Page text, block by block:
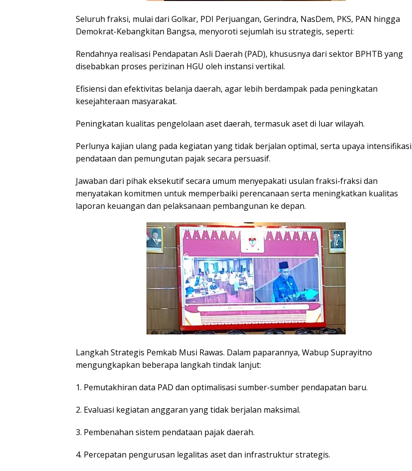
Seluruh fraksi, mulai dari Golkar, PDI Perjuangan, Gerindra, NasDem, PKS, PAN hingga
Demokrat-Kebangkitan Bangsa, menyoroti sejumlah isu strategis, seperti:
Rendahnya realisasi Pendapatan Asli Daerah (PAD), khususnya dari sektor BPHTB yang
disebabkan proses perizinan HGU oleh instansi vertikal.
Efisiensi dan efektivitas belanja daerah, agar lebih berdampak pada peningkatan
kesejahteraan masyarakat.
Peningkatan kualitas pengelolaan aset daerah, termasuk aset di luar wilayah.
Perlunya kajian ulang pada kegiatan yang tidak berjalan optimal, serta upaya intensifikasi
pendataan dan pemungutan pajak secara persuasif.
Jawaban dari pihak eksekutif secara umum menyepakati usulan fraksi-fraksi dan
menyatakan komitmen untuk memperbaiki perencanaan serta meningkatkan kualitas
laporan keuangan dan pelaksanaan pembangunan ke depan.
Langkah Strategis Pemkab Musi Rawas. Dalam paparannya, Wabup Suprayitno
mengungkapkan beberapa langkah tindak lanjut:
1. Pemutakhiran data PAD dan optimalisasi sumber-sumber pendapatan baru.
2. Evaluasi kegiatan anggaran yang tidak berjalan maksimal.
3. Pembenahan sistem pendataan pajak daerah.
4. Percepatan pengurusan legalitas aset dan infrastruktur strategis.